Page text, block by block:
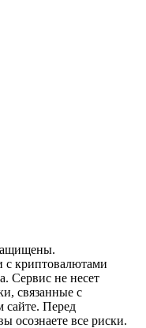
с криптовалютами
Сервис не несет
связанные с
сайте. Перед
осознаете все риски.